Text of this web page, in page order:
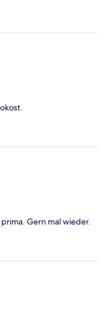
Gern mal wieder.